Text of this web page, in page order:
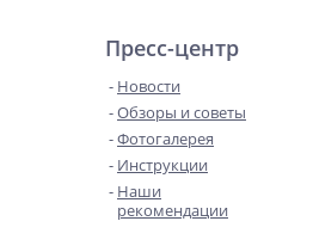
Пресс-центр
Новости
Обзоры и советы
Фотогалерея
Инструкции
Наши
рекомендации